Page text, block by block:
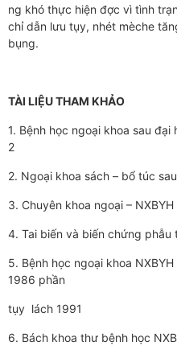
ng khó thực hiện đ­­ợc vì tình
chỉ dẫn l­­­ưu tụy, nhét mèche
bụng.
TÀI LIỆU THAM KHẢO
1. Bệnh học ngoại khoa sau
2
2. Ngoại khoa sách – bổ túc
3. Chuyên khoa ngoại –
4. Tai biến và biến chứng phẫu
5. Bệnh học ngoại khoa
1986 phần
tụy lách 1991
6. Bách khoa th­­ư bệnh học